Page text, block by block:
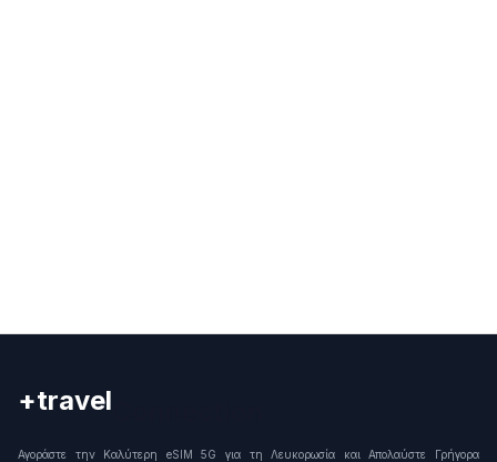
+travel
Αγοράστε την Καλύτερη eSIM 5G για τη Λευκορωσία και Απολαύστε Γρήγορα